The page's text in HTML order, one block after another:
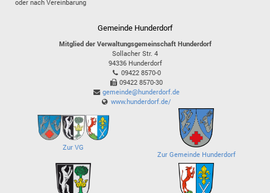
oder nach Vereinbarung
Gemeinde Hunderdorf
Mitglied der Verwaltungsgemeinschaft Hunderdorf
Sollacher Str. 4
94336 Hunderdorf
09422 8570-0
09422 8570-30
gemeinde@hunderdorf.de
www.hunderdorf.de/
Zur VG
Zur Gemeinde Hunderdorf